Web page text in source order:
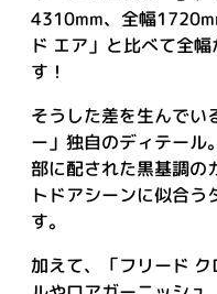
4310mm、全幅
ド エア」と比べて全
す！
そうした差を生んでい
ー」独自のディテール
部に配された黒基調の
トドアシーンに似合う
す。
加えて、「フリード